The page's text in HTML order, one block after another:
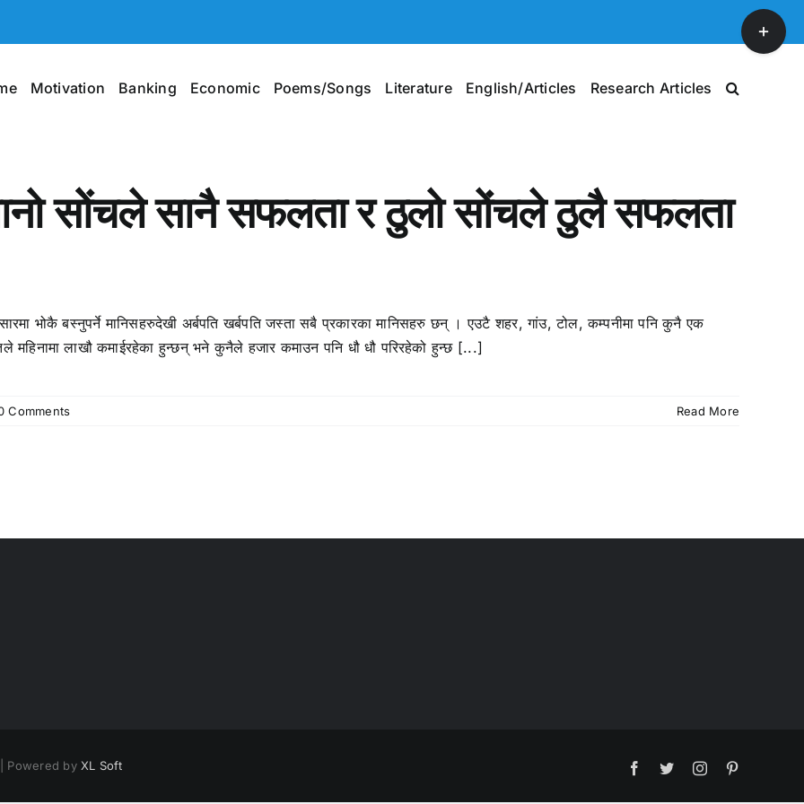
Motivation Banking Economic Poems/Songs Literature English/Articles Research Articles
सोेंचले सानै सफलता र ठुलो सोंचले ठुलै सफलता
भोकै बस्नुपर्ने मानिसहरुदेखी अर्बपति खर्बपति जस्ता सबै प्रकारका मानिसहरु छन् । एउटै शहर, गांउ, टोल, कम्पनीमा पनि कुनै एक
महिनामा लाखौ कमाईरहेका हुन्छन् भने कुनैले हजार कमाउन पनि धौ धौ परिरहेको हुन्छ [...]
Comments Read More
Powered by XL Soft Facebook
TwitterInstagram
Toggle
Sliding